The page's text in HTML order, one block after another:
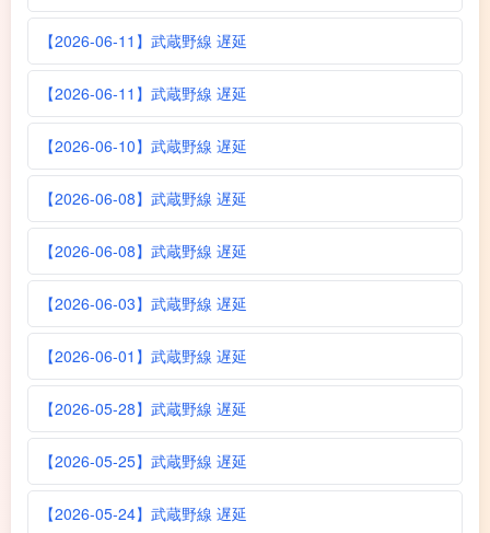
【2026-06-11】武蔵野線 遅延
【2026-06-11】武蔵野線 遅延
【2026-06-10】武蔵野線 遅延
【2026-06-08】武蔵野線 遅延
【2026-06-08】武蔵野線 遅延
【2026-06-03】武蔵野線 遅延
【2026-06-01】武蔵野線 遅延
【2026-05-28】武蔵野線 遅延
【2026-05-25】武蔵野線 遅延
【2026-05-24】武蔵野線 遅延